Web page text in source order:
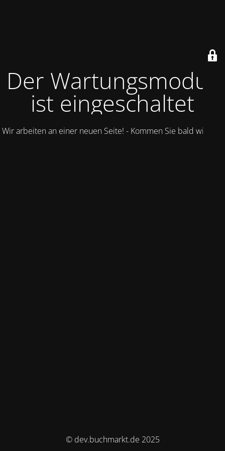
Der Wartungsmodus
ist eingeschaltet
Wir arbeiten an einer neuen Seite! - Kommen Sie bald wieder.
© dev.buchmarkt.de 2025